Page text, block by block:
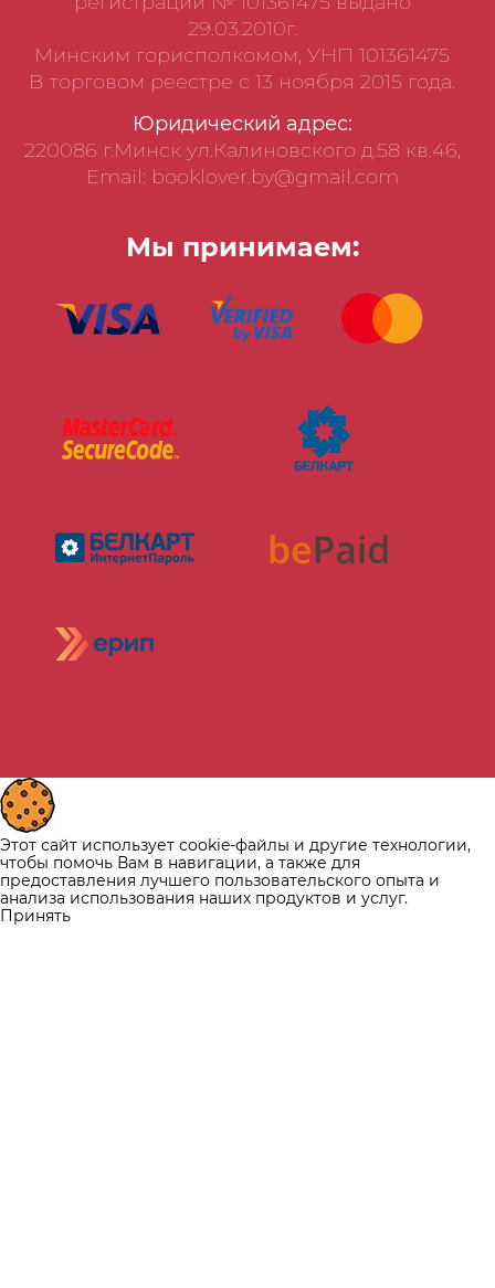
29.03.2010г.
Минским горисполкомом, УНП 101361475
В торговом реестре с 13 ноября 2015 года.
Юридический адрес:
220086 г.Минск ул.Калиновского д.58 кв.46,
Email: booklover.by@gmail.com
Мы принимаем:
Этот сайт использует cookie-файлы и другие технологии,
чтобы помочь Вам в навигации, а также для
предоставления лучшего пользовательского опыта и
анализа использования наших продуктов и услуг.
Принять